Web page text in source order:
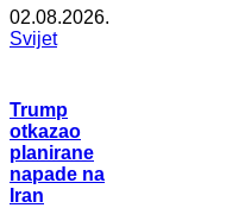
02.08.2026.
Svijet
Trump
otkazao
planirane
napade na
Iran